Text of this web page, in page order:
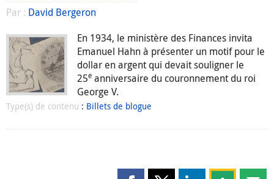
Par : David Bergeron
En 1934, le ministère des Finances invita
Emanuel Hahn à présenter un motif pour le
dollar en argent qui devait souligner le
25e anniversaire du couronnement du roi
George V.
Type(s) de contenu : Billets de blogue